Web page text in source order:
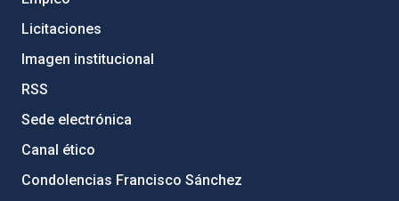
Licitaciones
Imagen institucional
RSS
Sede electrónica
Canal ético
Condolencias Francisco Sánchez